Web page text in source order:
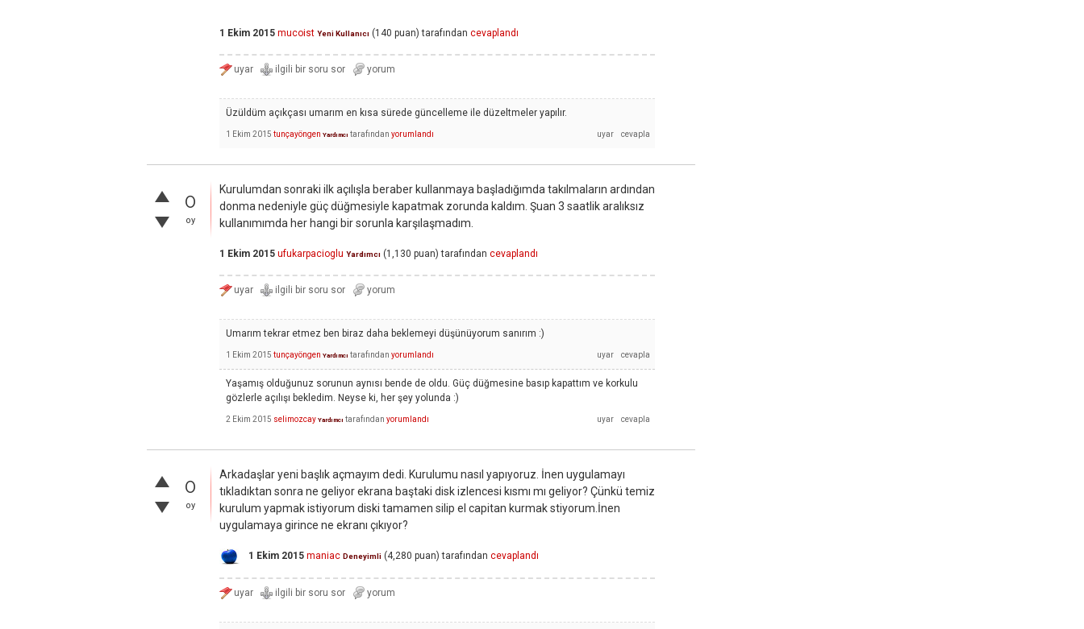
1 Ekim 2015 mucoist Yeni Kullanıcı (140 puan) tarafından cevaplandı
Üzüldüm açıkçası umarım en kısa sürede güncelleme ile düzeltmeler yapılır.
1 Ekim 2015 tunçayöngen Yardımcı tarafından yorumlandı
0
oy
Kurulumdan sonraki ilk açılışla beraber kullanmaya başladığımda takılmaların ardından
donma nedeniyle güç düğmesiyle kapatmak zorunda kaldım. Şuan 3 saatlik aralıksız
kullanımımda her hangi bir sorunla karşılaşmadım.
1 Ekim 2015 ufukarpacioglu Yardımcı (1,130 puan) tarafından cevaplandı
Umarım tekrar etmez ben biraz daha beklemeyi düşünüyorum sanırım :)
1 Ekim 2015 tunçayöngen Yardımcı tarafından yorumlandı
Yaşamış olduğunuz sorunun aynısı bende de oldu. Güç düğmesine basıp kapattım ve korkulu
gözlerle açılışı bekledim. Neyse ki, her şey yolunda :)
2 Ekim 2015 selimozcay Yardımcı tarafından yorumlandı
0
oy
Arkadaşlar yeni başlık açmayım dedi. Kurulumu nasıl yapıyoruz. İnen uygulamayı
tıkladıktan sonra ne geliyor ekrana baştaki disk izlencesi kısmı mı geliyor? Çünkü temiz
kurulum yapmak istiyorum diski tamamen silip el capitan kurmak stiyorum.İnen
uygulamaya girince ne ekranı çıkıyor?
1 Ekim 2015 maniac Deneyimli (4,280 puan) tarafından cevaplandı